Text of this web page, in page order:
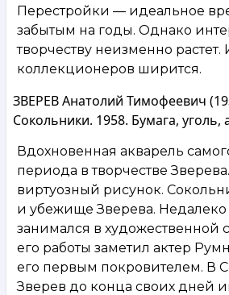
Перестройки — идеальное
забытым на годы. Однако
творчеству неизменно растет.
коллекционеров ширится.
ЗВЕРЕВ Анатолий Тимофеевич
Сокольники. 1958. Бумага, уголь,
Вдохновенная акварель
периода в творчестве
виртуозный рисунок.
и убежище Зверева. Недалеко
занимался в художественной
его работы заметил актер
его первым покровителем. В
Зверев до конца своих дней